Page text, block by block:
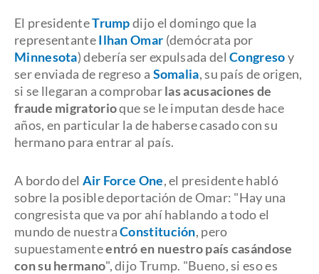
El presidenteTrumpdijo el domingo que la
representanteIlhan Omar (demócrata por
Minnesota) debería ser expulsada del Congresoy
ser enviada de regreso a Somalia, su país de origen,
si se llegaran a comprobarlas acusaciones de
fraude migratorioque se le imputan desde hace
años, en particular la de haberse casado con su
hermano para entrar al país.
A bordo del Air Force One, el presidente habló
sobre la posible deportación de Omar: "Hay una
congresista que va por ahí hablando a todo el
mundo de nuestraConstitución, pero
supuestamenteentró en nuestro país casándose
con su hermano", dijo Trump. "Bueno, si eso es